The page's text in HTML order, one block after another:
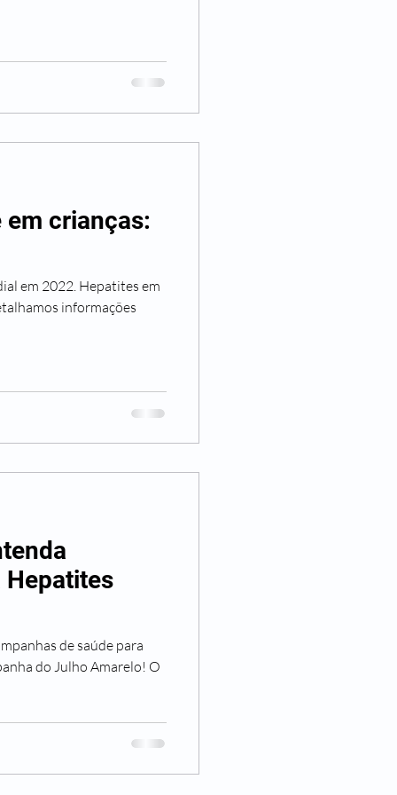
em crianças:
em 2022. Hepatites em
informações
de saúde para
do Julho Amarelo! O